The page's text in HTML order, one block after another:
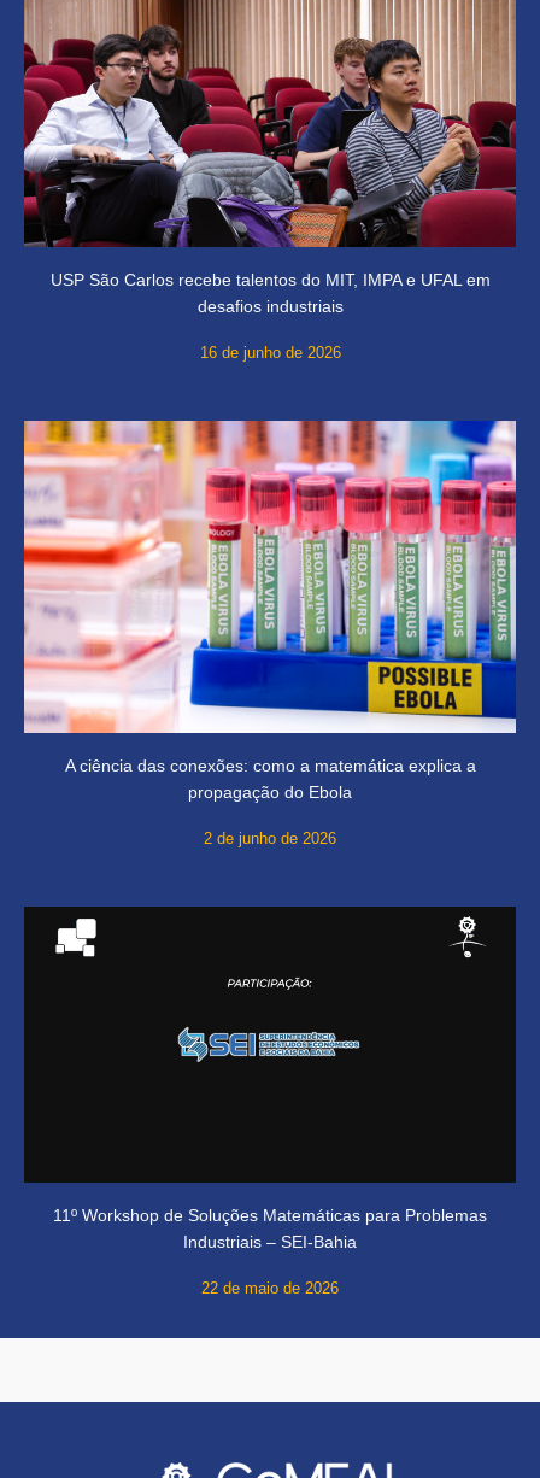
USP São Carlos recebe talentos do MIT, IMPA e UFAL em
desafios industriais
16 de junho de 2026
A ciência das conexões: como a matemática explica a
propagação do Ebola
2 de junho de 2026
11º Workshop de Soluções Matemáticas para Problemas
Industriais – SEI-Bahia
22 de maio de 2026